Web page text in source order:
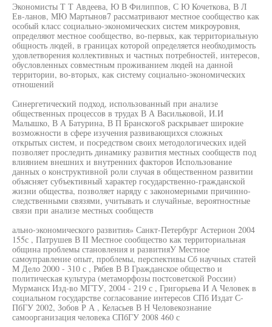
Экономисты Т Т Авдеева, Ю В Филиппов, С Ю Кочеткова, В Л
Ев-ланов, МЮ Мартынов7 рассматривают местное сообщество как
особый класс социально-экономических систем микроуровня,
определяют местное сообщество, во-первых, как территориальную
общность людей, в границах которой определяется необходимость
удовлетворения коллективных и частных потребностей, интересов,
обусловленных совместным проживанием людей на данной
территории, во-вторых, как систему социально-экономических
отношений
Синергетический подход, использованный при анализе
общественных процессов в трудах В А Васильковой, И.И
Малышко, В А Батурина, В П Бранского8 раскрывает широкие
возможности в сфере изучения развивающихся сложных
открытых систем, и посредством своих методологических идей
позволяет проследить динамику развития местных сообществ под
влиянием внешних и внутренних факторов Использование
данных о конструктивной роли случая в общественном развитии
объясняет субъективный характер государственно-гражданской
жизни общества, позволяет наряду с закономерными причинно-
следственными связями, учитывать и случайные, вероятностные
связи при анализе местных сообществ
ально-экономического развития» Санкт-Петербург Астерион 2004
155с , Патрушев В II Местное сообщество как территориальная
община проблемы становления и развитияУ Местное
самоуправление опыт, проблемы, перспективы Сб научных статей
М Дело 2000 - 310 с , Рябев В В Гражданское общество и
политическая культура (метаморфозы постсоветской России)
Мурманск Изд-во МГТУ, 2004 - 219 с , Григорьева И А Человек в
социальном государстве согласование интересов СПб Издат С-
ПбГУ 2002, Зобов Р А , Келасьев В Н Человекознание
самоорганизация человека СПбГУ 2008 460 с